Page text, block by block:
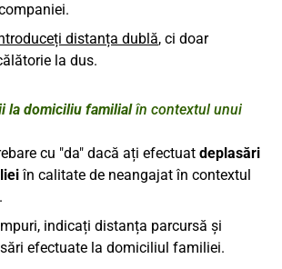
distanța dublă, ci doar
la dus.
la domiciliu familialîn contextul unui
cu "da" dacă ați efectuat deplasări
în calitate de neangajat în contextul
indicați distanța parcursă și
efectuate la domiciliul familiei.